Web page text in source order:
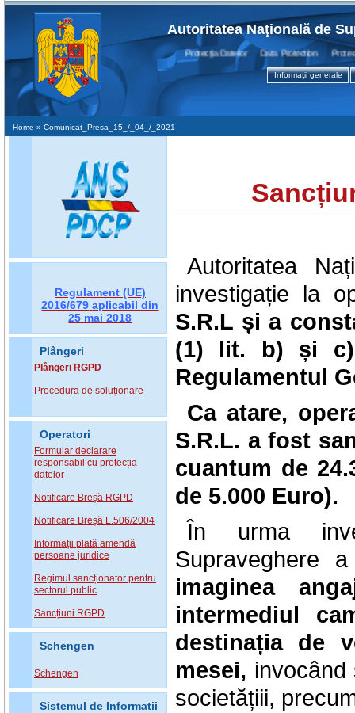
Autoritatea Naţională de
Protecţia Datelor Data Protection Protection
Informaţii generale
Home » Comunicat_Presa_15_/_04_/_2021
Regulament (UE)
2016/679 aplicabil din
25 mai 2018
Plângeri
Plângeri RGPD
Procedura de soluționare
Operatori
Formular declarare
responsabil cu protecția
datelor
Notificare Breșă RGPD
Notificare Breșă L.506/2004
Informații plată amendă
persoane juridice
Regimul sancționator pentru
sectorul public
Sancțiuni RGPD
Schengen
Schengen
Sistemul de Informatii
Autoritatea
investigație la
S.R.L și a
(1) lit. b) și
Regulamentul
Ca atare,
S.R.L. a fost
cuantum de
de 5.000 Euro).
În urma
Supraveghere
imaginea
intermediul
destinația de
mesei,
societățiii,